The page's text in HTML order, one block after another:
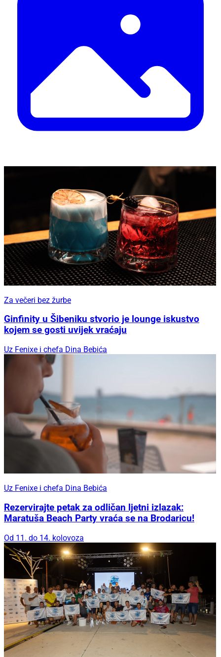
Za večeri bez žurbe
Ginfinity u Šibeniku stvorio je lounge iskustvo
kojem se gosti uvijek vraćaju
Uz Fenixe i chefa Dina Bebića
Uz Fenixe i chefa Dina Bebića
Rezervirajte petak za odličan ljetni izlazak:
Maratuša Beach Party vraća se na Brodaricu!
Od 11. do 14. kolovoza